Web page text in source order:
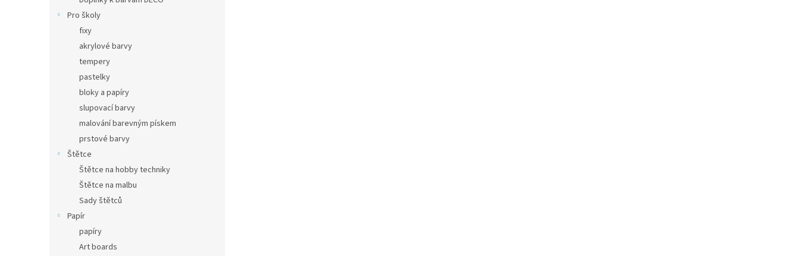
Pro školy
fixy
akrylové barvy
tempery
pastelky
bloky a papíry
slupovací barvy
malování barevným pískem
prstové barvy
Štětce
Štětce na hobby techniky
Štětce na malbu
Sady štětců
Papír
papíry
Art boards